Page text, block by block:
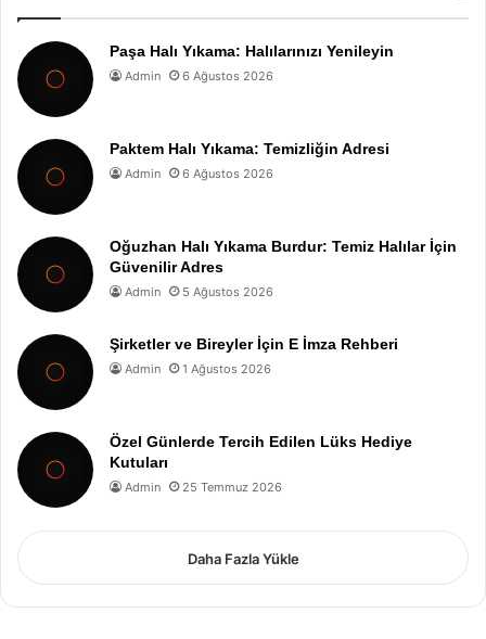
Paşa Halı Yıkama: Halılarınızı Yenileyin
Admin 6 Ağustos 2026
Paktem Halı Yıkama: Temizliğin Adresi
Admin 6 Ağustos 2026
Oğuzhan Halı Yıkama Burdur: Temiz Halılar İçin
Güvenilir Adres
Admin 5 Ağustos 2026
Şirketler ve Bireyler İçin E İmza Rehberi
Admin 1 Ağustos 2026
Özel Günlerde Tercih Edilen Lüks Hediye
Kutuları
Admin 25 Temmuz 2026
Daha Fazla Yükle